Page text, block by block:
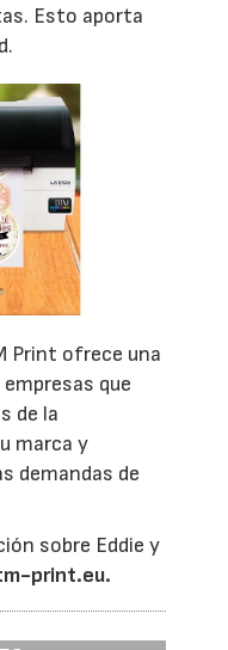
Esto aporta
Print ofrece una
que
de la
marca y
demandas de
sobre Eddie y
print.eu.